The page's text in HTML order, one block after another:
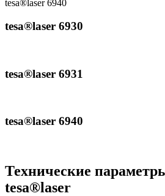
tesa®laser 6940
tesa®laser 6930
tesa®laser 6931
tesa®laser 6940
Технические
tesa®laser